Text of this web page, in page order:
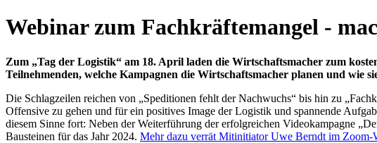
Webinar zum Fachkräftemangel -
Zum „Tag der Logistik“ am 18. April laden die Wirtschaftsmacher zum
Teilnehmenden, welche Kampagnen die Wirtschaftsmacher planen und wie
Die Schlagzeilen reichen von „Speditionen fehlt der Nachwuchs“ bis hin zu
Offensive zu gehen und für ein positives Image der Logistik und spannende
diesem Sinne fort: Neben der Weiterführung der erfolgreichen Videokampagne
Bausteinen für das Jahr 2024. Mehr dazu verrät Mitinitiator Uwe Berndt im Zoom-